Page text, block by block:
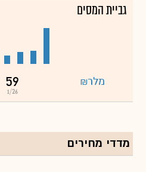
גביית המסים
מלר₪ 59
1/26
מדדי מחירים